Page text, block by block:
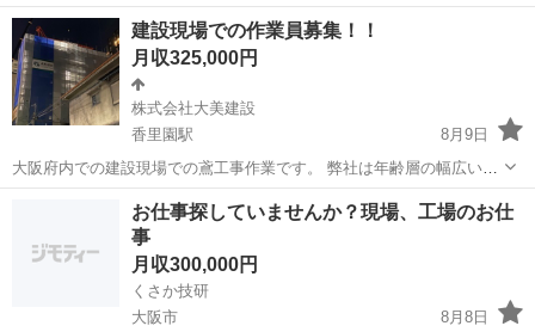
エリアにおける商業施設の建設プロジェクト、インフラ整備など） ＜
具体的な仕事内...建設現場での作業員募集！！
月収325,000円
株式会社大美建設
香里園駅
8月9日
大阪府内での建設現場での鳶工事作業です。 弊社は年齢層の幅広い仲
間と仕事しております！ 是非一緒に大美建設で働いてみませんか？ 仲
間と共に技術を身につけていきましょう。
香里園駅 鳶職 建設現場
お仕事探していませんか？現場、工場のお仕
事
月収300,000円
くさか技研
大阪市
8月8日